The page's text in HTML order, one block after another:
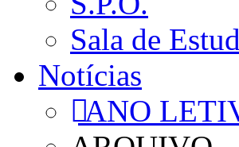
Sala de
Notícias
ANO